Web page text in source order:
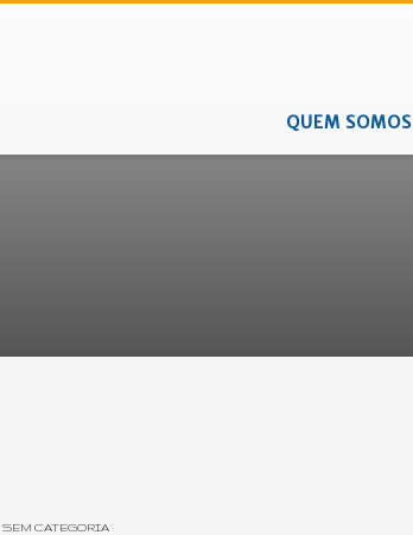
QUEM SOMOS
SEM CATEGORIA